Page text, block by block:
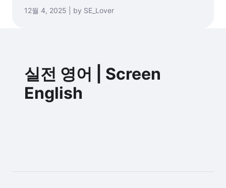
12월 4, 2025 | by SE_Lover
실전 영어 | Screen
English